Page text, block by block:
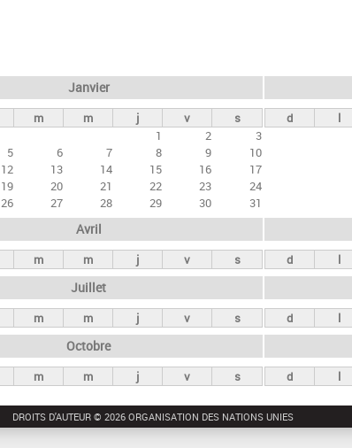
Janvier
m m j v
s
1
2
3
5 6 7 8 9
10
12 13 14 15 16
17
19 20 21 22 23
24
26 27 28 29 30 31
d l
Avril
m m j v s d l
Juillet
m m j v s d l
Octobre
m m j v s d l
DROITS D'AUTEUR © 2026 ORGANISATION DES NATIONS UNIES